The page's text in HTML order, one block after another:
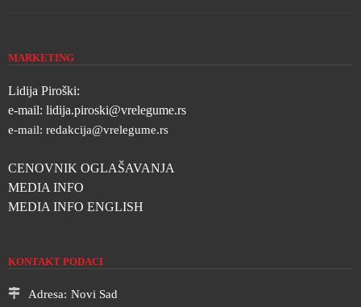
MARKETING
Lidija Piroški:
e-mail: lidija.piroski@vrelegume.rs
e-mail: redakcija@vrelegume.rs
CENOVNIK OGLAŠAVANJA
MEDIA INFO
MEDIA INFO ENGLISH
KONTAKT PODACI
Adresa: Novi Sad